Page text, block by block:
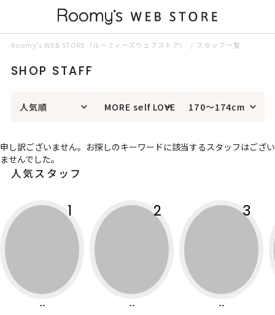
Roomy’s WEB STORE（ルーミィーズウェブストア） スタッフ一覧
SHOP STAFF
人気順 MORE self LOVE 170～174cm
申し訳ございません。お探しのキーワードに該当するスタッフはござい
ませんでした。
人気スタッフ
1
--
2
--
3
--